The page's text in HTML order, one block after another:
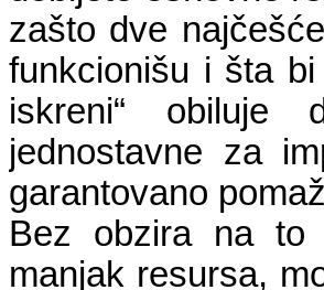
zašto dve
funkcionišu i šta
iskreni“ obiluje
jednostavne za
garantovano
Bez obzira na to
manjak resursa,